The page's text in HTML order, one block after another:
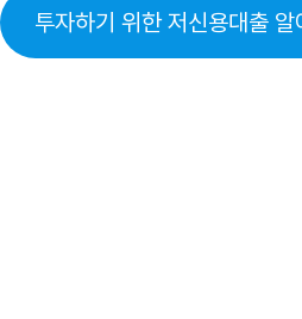
투자하기 위한 저신용대출 알